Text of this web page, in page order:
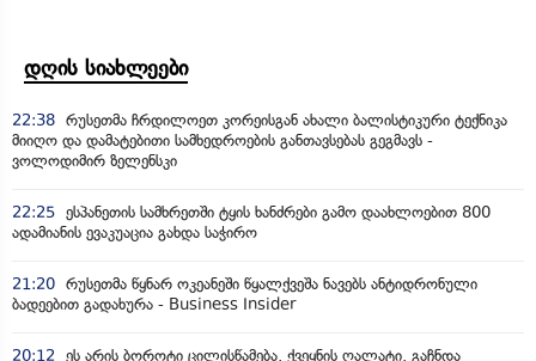
დღის სიახლეები
22:38 რუსეთმა ჩრდილოეთ კორეისგან ახალი ბალისტიკური ტექნიკა
მიიღო და დამატებითი სამხედროების განთავსებას გეგმავს -
ვოლოდიმირ ზელენსკი
22:25 ესპანეთის სამხრეთში ტყის ხანძრები გამო დაახლოებით 800
ადამიანის ევაკუაცია გახდა საჭირო
21:20 რუსეთმა წყნარ ოკეანეში წყალქვეშა ნავებს ანტიდრონული
ბადეებით გადახურა - Business Insider
20:12
ეს არის ბოროტი ცილისწამება, ქვეყნის ღალატი, გაჩნდა